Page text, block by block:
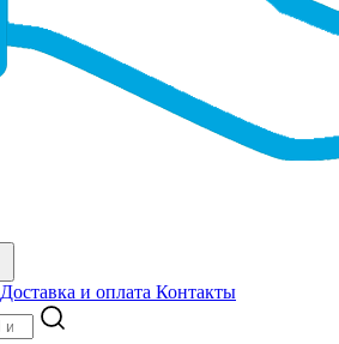
Доставка и оплата Контакты